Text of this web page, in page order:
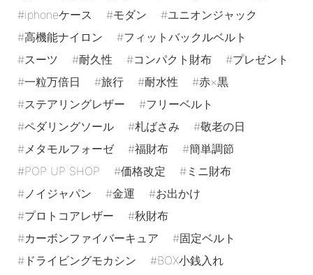
iphoneケース
モダン
ユニオンジャック
高機能ナイロン
フィットバックルベルト
スーツ
耐久性 コンパクト財布
プレゼント
一粒万倍日
旅行 耐水性
赤×黒
ステアリングレザー
フリーベルト
ペダリングソール
札ばさみ
敬老の日
メタモルフォーゼ
福財布
簡単調節
POP UP SHOP
価格改定
ミニ財布
ノイジャパン
金運
お出かけ
プロトコアレザー
秋財布
カーボンファイバーキュア
固定ベルト
ドライビングモカシン
BOX小銭入れ